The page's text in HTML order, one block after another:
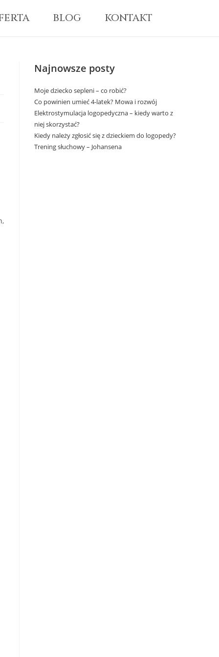
BLOG KONTAKT
Najnowsze posty
Moje dziecko sepleni – co robić?
Co powinien umieć 4-latek? Mowa i rozwój
Elektrostymulacja logopedyczna – kiedy warto z
niej skorzystać?
Kiedy należy zgłosić się z dzieckiem do logopedy?
Trening słuchowy – Johansena